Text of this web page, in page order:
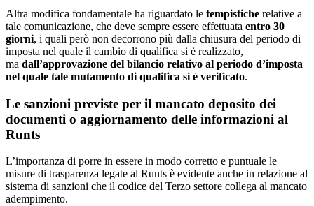
Altra modifica fondamentale ha riguardato le tempistiche relative a
tale comunicazione, che deve sempre essere effettuata entro 30
giorni, i quali però non decorrono più dalla chiusura del periodo di
imposta nel quale il cambio di qualifica si è realizzato,
ma dall’approvazione del bilancio relativo al periodo d’imposta
nel quale tale mutamento di qualifica si è verificato.
Le sanzioni previste per il mancato deposito dei
documenti o aggiornamento delle informazioni al
Runts
L’importanza di porre in essere in modo corretto e puntuale le
misure di trasparenza legate al Runts è evidente anche in relazione al
sistema di sanzioni che il codice del Terzo settore collega al mancato
adempimento.